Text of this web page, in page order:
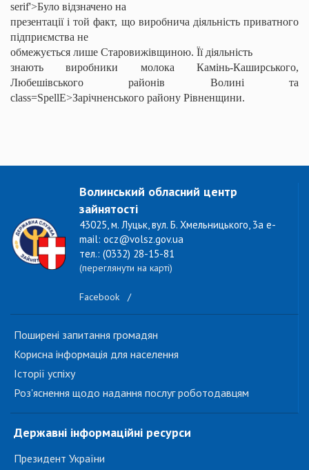
serif'>Було відзначено на
презентації і той факт, що виробнича діяльність приватного
підприємства не
обмежується лише Старовижівщиною. Її діяльність
знають виробники молока Камінь-Каширського,
Любешівського районів Волині та
class=SpellE>Зарічненського району Рівненщини.
Волинський обласний центр
зайнятості
43025, м. Луцьк, вул. Б. Хмельницького, 3а e-
mail: ocz@volsz.gov.ua
тел.: (0332) 28-15-81
(переглянути на карті)
Facebook /
Поширені запитання громадян
Корисна інформація для населення
Історії успіху
Роз'яснення щодо надання послуг роботодавцям
Державні інформаційні ресурси
Президент України